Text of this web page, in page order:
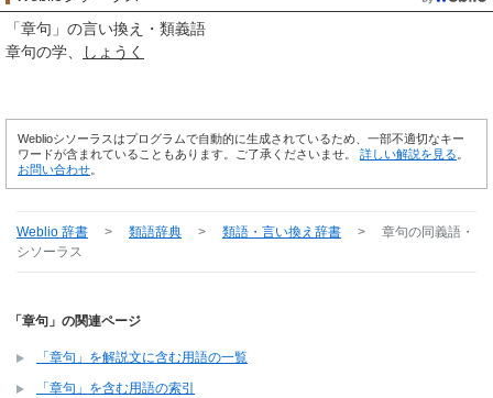
「章句 」の言い換え・類義語
章句の学
しょうく
Weblioシソーラスはプログラムで自動的に生成されているため、一部不適切なキー
ワードが含まれていることもあります。ご了承くださいませ。 詳しい解説を見る。
お問い合わせ。
Weblio 辞書 > 類語辞典 > 類語・言い換え辞書 > 章句の同義語・
シソーラス
「章句」の関連ページ
「章句」を解説文に含む用語の一覧
「章句」を含む用語の索引